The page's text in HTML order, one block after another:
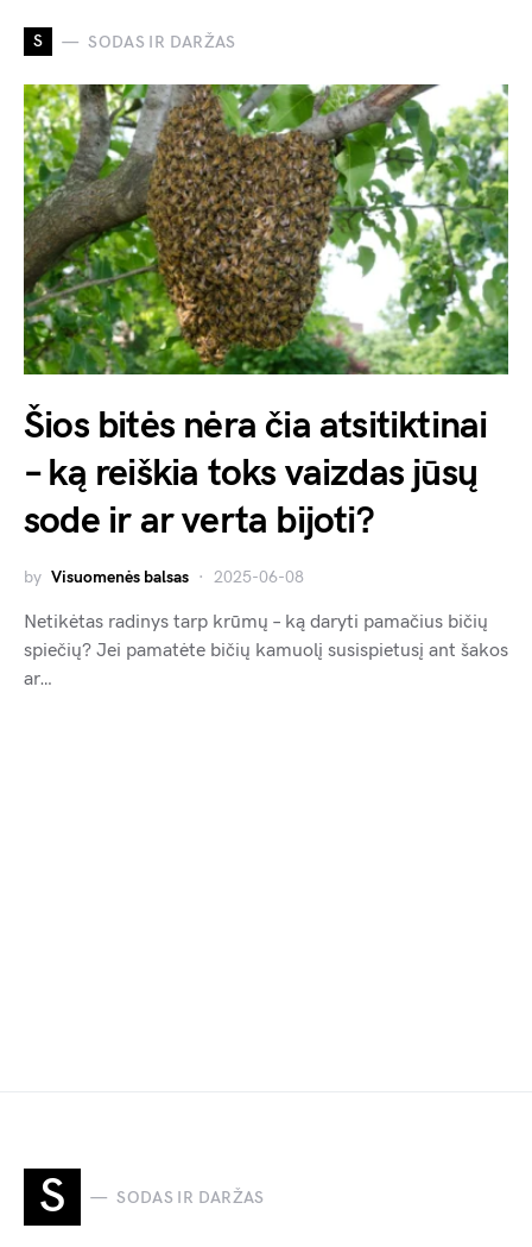
S SODAS IR DARŽAS
Šios bitės nėra čia atsitiktinai
– ką reiškia toks vaizdas jūsų
sode ir ar verta bijoti?
by Visuomenės balsas 2025-06-08
Netikėtas radinys tarp krūmų – ką daryti pamačius bičių
spiečių? Jei pamatėte bičių kamuolį susispietusį ant šakos
ar…
S SODAS IR DARŽAS